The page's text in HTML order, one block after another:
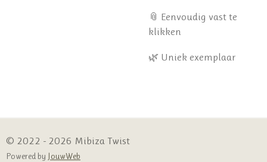
📎 Eenvoudig vast te
klikken
🌿 Uniek exemplaar
© 2022 - 2026 Mibiza Twist
Powered by JouwWeb